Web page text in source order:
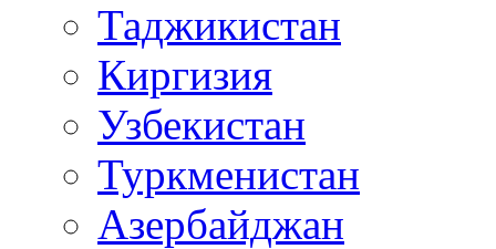
Таджикистан
Киргизия
Узбекистан
Туркменистан
Азербайджан